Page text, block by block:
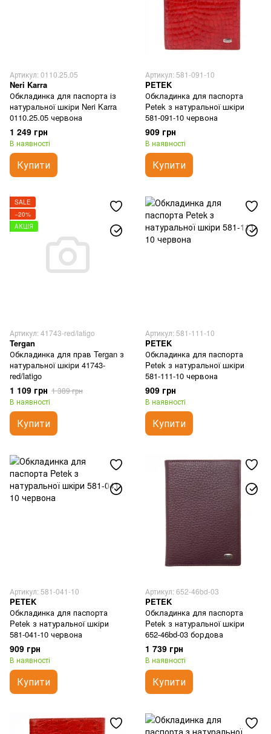
Артикул: 0110.25.05
Neri Karra
Обкладинка для паспорта із
натуральної шкіри Neri Karra
0110.25.05 червона
1 249 грн
В наявності
Купити
Артикул: 581-091-10
PETEK
Обкладинка для паспорта
Petek з натуральної шкіри
581-091-10 червона
909 грн
В наявності
Купити
SALE
−20%
АКЦІЯ
Артикул: 41743-red/latigo
Tergan
Обкладинка для прав Tergan з
натуральної шкіри 41743-
red/latigo
1 109 грн 1 389 грн
В наявності
Купити
Артикул: 581-111-10
PETEK
Обкладинка для паспорта
Petek з натуральної шкіри
581-111-10 червона
909 грн
В наявності
Купити
Артикул: 581-041-10
PETEK
Обкладинка для паспорта
Petek з натуральної шкіри
581-041-10 червона
909 грн
В наявності
Купити
Артикул: 652-46bd-03
PETEK
Обкладинка для паспорта
Petek з натуральної шкіри
652-46bd-03 бордова
1 739 грн
В наявності
Купити